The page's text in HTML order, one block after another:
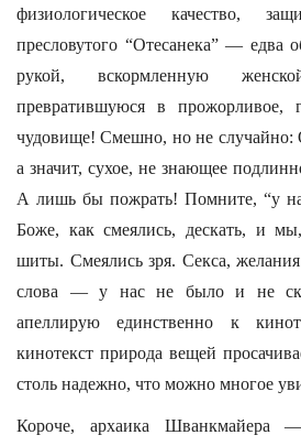
физиологическое качество,
пресловутого “Отесанека” — едва
рукой, вскормленную
превратившуюся в прожорливое,
чудовище! Смешно, но не случайно:
а значит, сухое, не знающее
А лишь бы пожрать! Помните, “у
Боже, как смеялись, дескать, и
шиты. Смеялись зря. Секса,
слова — у нас не было и не
апеллирую единственно к
кинотекст природа вещей
столь надежно, что можно многое
Короче, архаика Шванкмайера